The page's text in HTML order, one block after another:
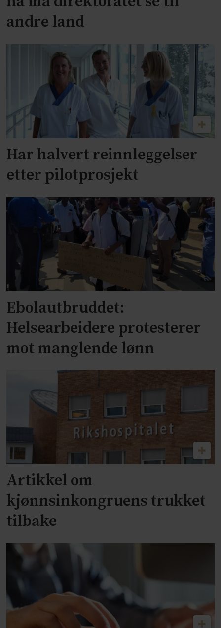
andre land
Har halvert reinnleggelser
etter pilotprosjekt
Ebolautbruddet:
Helsearbeidere protesterer
mot manglende lønn
Artikkel om
kjønnsinkongruens trukket
tilbake